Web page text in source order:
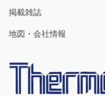
掲載雑誌
地図・会社情報